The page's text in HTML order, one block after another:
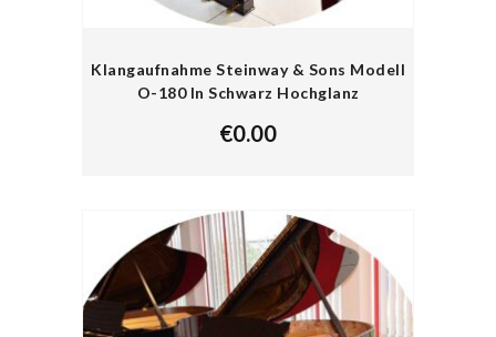
Klangaufnahme Steinway & Sons Modell
O-180 In Schwarz Hochglanz
€0.00